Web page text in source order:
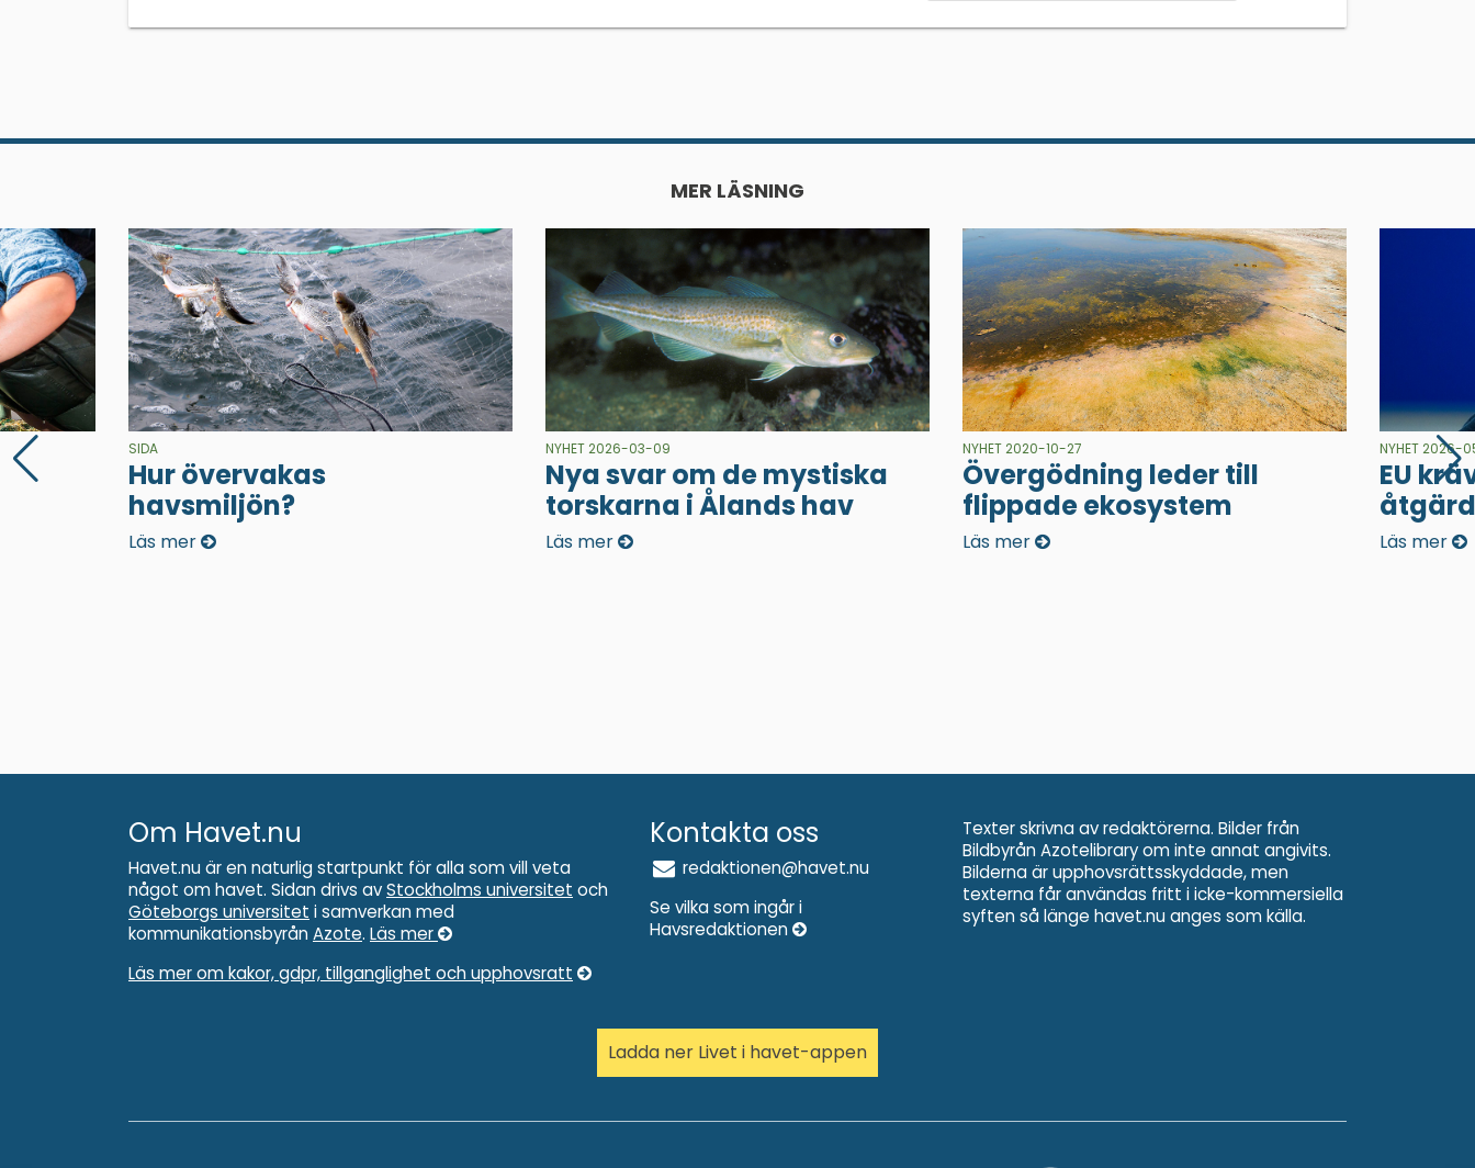
MER LÄSNING
SIDA
Hur övervakas
havsmiljön?
Läs mer
NYHET 2026-03-09
Nya svar om de mystiska
torskarna i Ålands hav
Läs mer
NYHET 2020-10-27
Övergödning leder till
flippade ekosystem
Läs mer
NYHET 2026-
EU
Läs mer
Om Havet.nu
Havet.nu är en naturlig startpunkt för alla som vill veta
något om havet. Sidan drivs avStockholms universitet och
Göteborgs universitet i samverkan med
kommunikationsbyrån Azote. Läs mer
Läs mer om kakor, gdpr, tillganglighet och upphovsratt
Kontakta oss
redaktionen@havet.nu
Se vilka som ingår i
Havsredaktionen
Texter skrivna av redaktörerna. Bilder från
Bildbyrån Azotelibrary om inte annat angivits.
Bilderna är upphovsrättsskyddade, men
texterna får användas fritt i icke-kommersiella
syften så länge havet.nu anges som källa.
Ladda ner Livet i havet-appen